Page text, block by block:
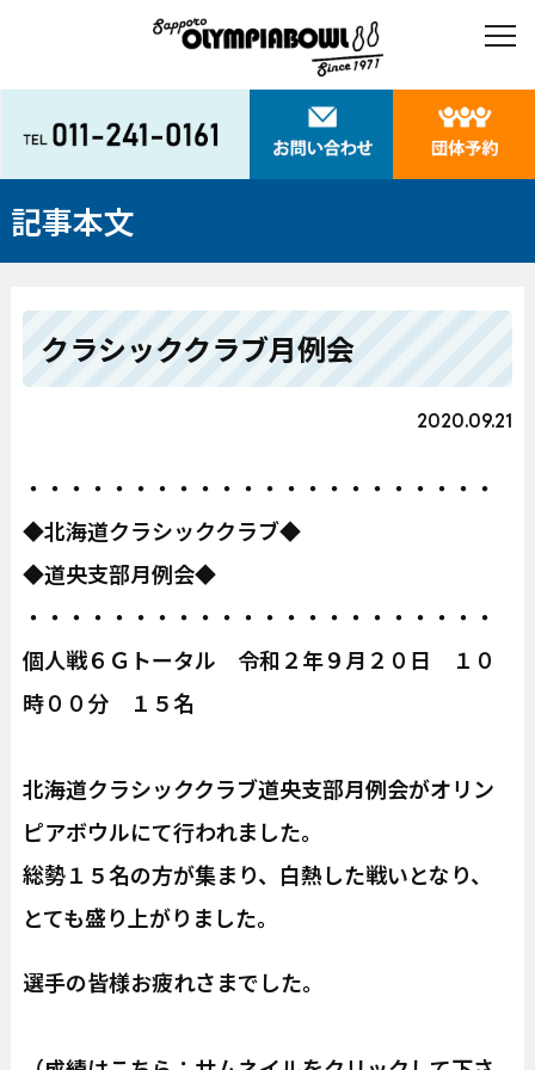
記事本文
クラシッククラブ月例会
2020.09.21
・・・・・・・・・・・・・・・・・・・・・・
◆北海道クラシッククラブ◆
◆道央支部月例会◆
・・・・・・・・・・・・・・・・・・・・・・
個人戦６Ｇトータル 令和２年９月２０日 １０
時００分 １５名
北海道クラシッククラブ道央支部月例会がオリン
ピアボウルにて行われました。
総勢１５名の方が集まり、白熱した戦いとなり、
とても盛り上がりました。
選手の皆様お疲れさまでした。